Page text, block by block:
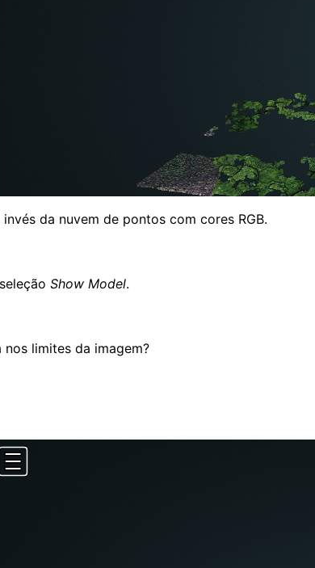
da nuvem de pontos com cores RGB.
Show Model.
limites da imagem?